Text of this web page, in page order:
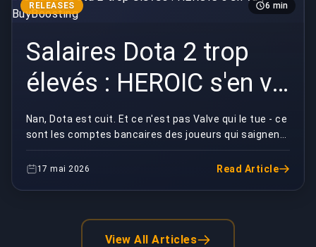
RELEASES 6 min
Salaires Dota 2 trop
élevés : HEROIC s'en va
| BuyBoosting
Nan, Dota est cuit. Et ce n'est pas Valve qui le tue - ce
sont les comptes bancaires des joueurs qui saignent
les orgs à blanc.HEROIC vient de quitter...
17 mai 2026 Read Article
View All Articles